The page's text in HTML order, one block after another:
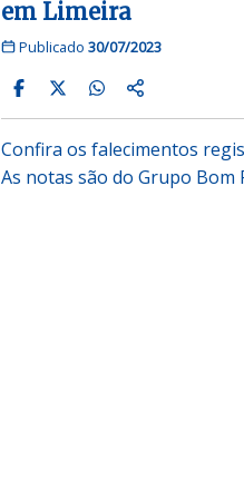
em Limeira
Publicado 30/07/2023
Confira os falecimentos
As notas são do Grupo Bom